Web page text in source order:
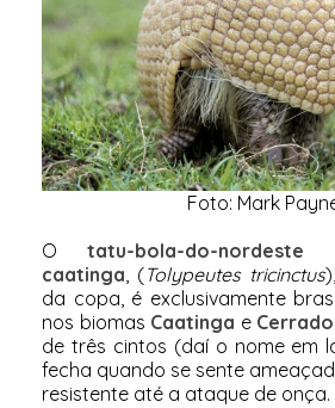
Foto: Mark
O tatu-bola-do-nordeste
caatinga, (Tolypeutes tricinctus
da copa, é exclusivamente
nos biomas Caatinga e Cerrado
de três cintos (daí o nome em
fecha quando se sente
resistente até a ataque de onça.